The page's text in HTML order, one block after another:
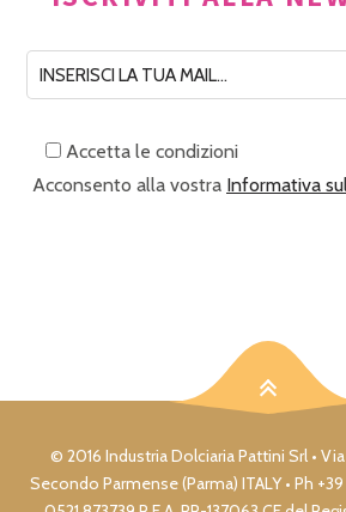
Accetta le condizioni
Acconsento alla vostra Informativa
© 2016 Industria Dolciaria Pattini Srl • Via
Secondo Parmense (Parma) ITALY • Ph